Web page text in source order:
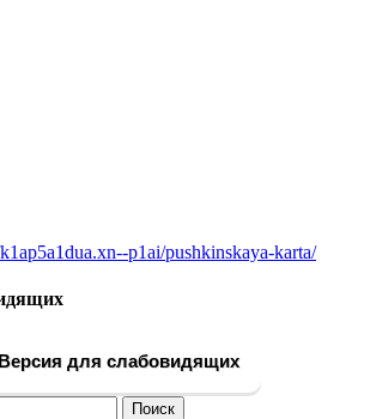
p1ai/pushkinskaya-karta/
Версия для слабовидящих